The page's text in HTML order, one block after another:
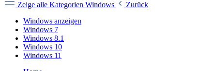
Zeige alle Kategorien Windows
Zurück
Windows anzeigen
Windows 7
Windows 8.1
Windows 10
Windows 11